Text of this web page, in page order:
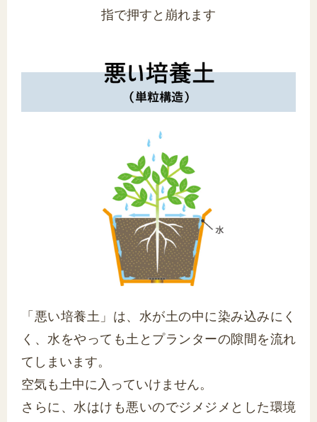
指で押すと崩れます
「悪い培養土」は、水が土の中に染み込みにく
く、水をやっても土とプランターの隙間を流れ
てしまいます。
空気も土中に入っていけません。
さらに、水はけも悪いのでジメジメとした環境